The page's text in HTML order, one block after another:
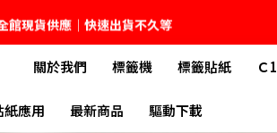
館現貨供應｜快速出貨不久等
官方 LINE｜不定期領取專屬優惠
技有限公司｜原廠總代理｜售後完善
關於我們 標籤機 標籤貼紙 Ｃ
紙應用 最新商品 驅動下載